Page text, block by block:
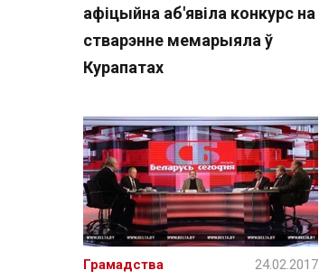
афіцыйна аб'явіла конкурс на
стварэнне мемарыяла ў
Курапатах
Грамадства 24.02.2017